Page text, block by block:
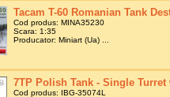
Tacam T-60 Romanian Tank
Cod produs: MINA35230
Scara: 1:35
Producator: Miniart (Ua) ...
7TP Polish Tank - Single Turret
Cod produs: IBG-35074L